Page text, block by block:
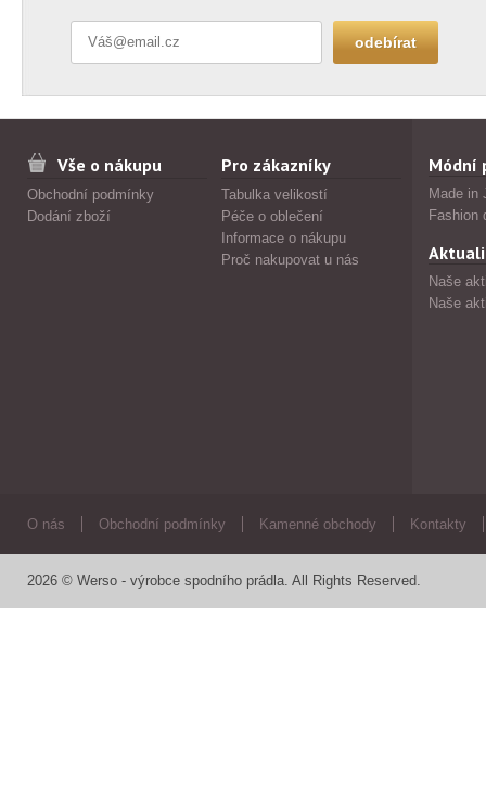
Vše o nákupu
Obchodní podmínky
Dodání zboží
Pro zákazníky
Tabulka velikostí
Péče o oblečení
Informace o nákupu
Proč nakupovat u nás
Módní
Made in
Fashion
Naše
Naše
O nás Obchodní podmínky Kamenné obchody Kontakty
2026 © Werso - výrobce spodního prádla. All Rights Reserved.